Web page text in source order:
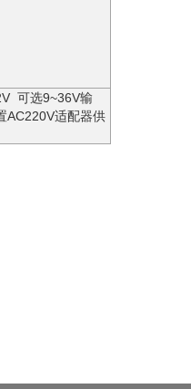
可选9~36V输
AC220V适配器供